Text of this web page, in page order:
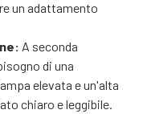
un adattamento
A seconda
di una
elevata e un'alta
chiaro e leggibile.